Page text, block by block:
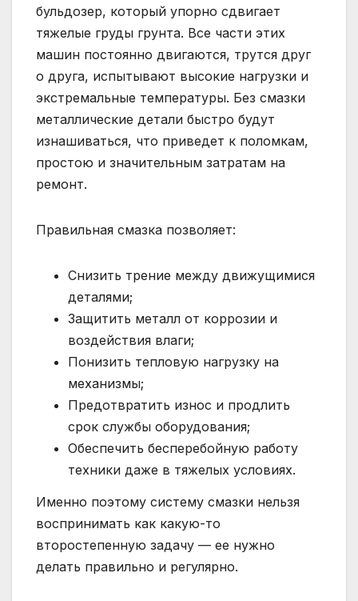
бульдозер, который упорно сдвигает
тяжелые груды грунта. Все части этих
машин постоянно двигаются, трутся друг
о друга, испытывают высокие нагрузки и
экстремальные температуры. Без смазки
металлические детали быстро будут
изнашиваться, что приведет к поломкам,
простою и значительным затратам на
ремонт.
Правильная смазка позволяет:
Снизить трение между движущимися
деталями;
Защитить металл от коррозии и
воздействия влаги;
Понизить тепловую нагрузку на
механизмы;
Предотвратить износ и продлить
срок службы оборудования;
Обеспечить бесперебойную работу
техники даже в тяжелых условиях.
Именно поэтому систему смазки нельзя
воспринимать как какую-то
второстепенную задачу — ее нужно
делать правильно и регулярно.